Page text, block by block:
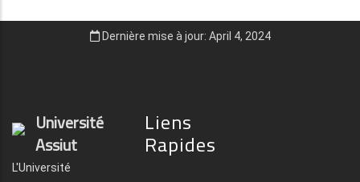
Dernière mise à jour: April 4, 2024
Université
Assiut
L'Université
Liens
Rapides